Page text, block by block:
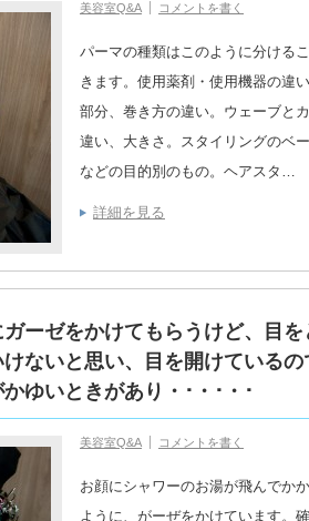
美容室Q&A コメントを書く
パーマの種類はこのように分ける
きます。使用薬剤・使用機器の違
部分、巻き方の違い。ウェーブと
違い、大きさ。スタイリングのベ
などの目的別のもの。ヘアスタ…
詳細を見る
ーゼをかけてもらうけど、目を
ないと思い、目を開けているの
ゆいときがあり・･・･・･
美容室Q&A コメントを書く
お顔にシャワーのお湯が飛んでか
ように、がーぜをかけています。確